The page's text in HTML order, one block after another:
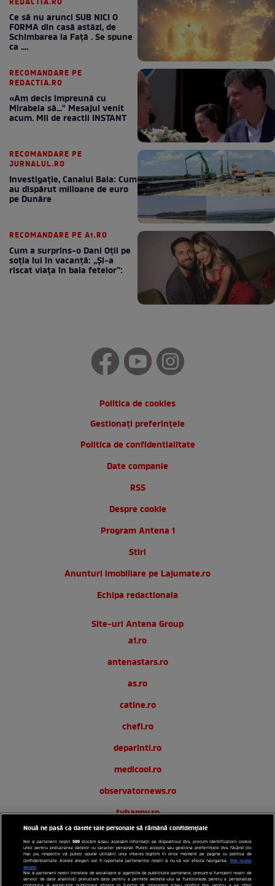
Ce să nu arunci SUB NICI O
FORMA din casă astăzi, de
Schimbarea la Față . Se spune
ca ....
RECOMANDARE PE
REDACTIA.RO
«Am decis împreună cu
Mirabela să..." Mesajul venit
acum. Mii de reactii INSTANT
RECOMANDARE PE
JURNALUL.RO
Investigație, Canalul Bala: Cum
au dispărut milioane de euro
pe Dunăre
RECOMANDARE PE A1.RO
Cum a surprins-o Dani Oțil pe
soția lui în vacanță: „Și-a
riscat viața în baia fetelor”:
Politica de cookies
Gestionați preferințele
Politica de confidentialitate
Date companie
RSS
Despre cookie
Program Antena 1
Stiri
Anunturi imobiliare pe Lajumate.ro
Echipa redactionala
Site-uri Antena Group
a1.ro
antenastars.ro
as.ro
catine.ro
chefi.ro
deparinti.ro
medicool.ro
observatornews.ro
tvhappy.ro
useit.ro
zutv.ro
Trends AntenaPLAY
Nouă ne pasă ca datele tale personale să rămână confidențiale
Noi și partenerii noștri589 stocăm și/sau accesăm informații pe dispozitivul dvs., precum identificatorii cookie
unici pentru prelucrarea datelor cu caracter personal. Puteți accepta sau gestiona preferințele dvs. făcând clic
mai jos, respectiv vă puteți opune utilizării unui interes legitim în orice moment pe pagina cu politica de
confidențialitate. Aceste alegeri vor fi raportate partenerilor noștri și nu vă vor afecta navigarea. Mai multe
detalii
Noi si partenerii nostri (retelele de socializare si agentiile de publicitate partenere, precum si furnizorii nostri de
servicii de date analitice) prelucram date pentru a permite website-ului sa functioneze, pentru a personaliza